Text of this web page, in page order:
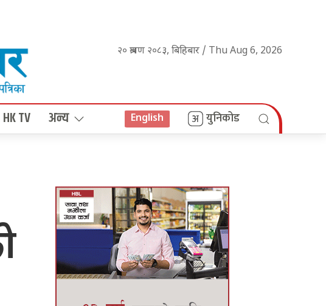
२० श्रावण २०८३, बिहिबार / Thu Aug 6, 2026
HK TV अन्य English युनिकोड